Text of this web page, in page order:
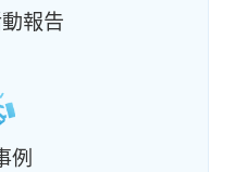
報告
例